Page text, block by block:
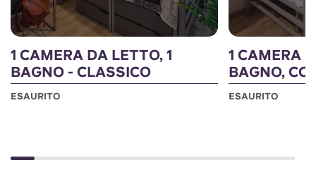
1 CAMERA DA LETTO, 1
BAGNO - CLASSICO
ESAURITO
1 CAMERA
BAGNO,
ESAURITO